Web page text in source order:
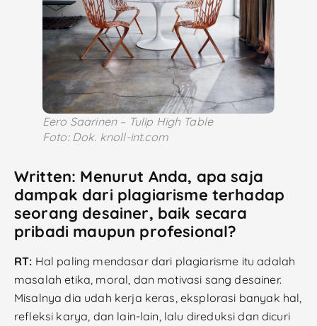
Eero Saarinen – Tulip High Table
Foto: Dok. knoll-int.com
Written: Menurut Anda, apa saja
dampak dari plagiarisme terhadap
seorang desainer, baik secara
pribadi maupun profesional?
RT: Hal paling mendasar dari plagiarisme itu adalah
masalah etika, moral, dan motivasi sang desainer.
Misalnya dia udah kerja keras, eksplorasi banyak hal,
refleksi karya, dan lain-lain, lalu direduksi dan dicuri